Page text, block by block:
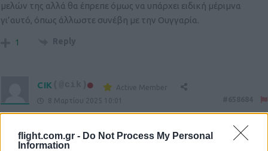
flight.com.gr - Do Not Process My Personal
Information
μελών της αλλά θα έπρεπε όμως να υπάρχει ειδική μέριμνα
γι’αυτό, όπως άλλωστε συνέβη με την Ουγγαρία.
1 Reply
CIK (@cik)
Active Member
8 Μαρτίου 2025 10:01
https://www.youtube.com/watch?v=sYp1dfo90C0